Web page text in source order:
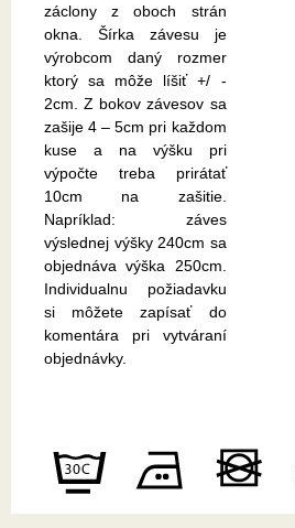
záclony z oboch strán
okna. Šírka závesu je
výrobcom daný rozmer
ktorý sa môže líšiť +/ -
2cm. Z bokov závesov sa
zašije 4 – 5cm pri každom
kuse a na výšku pri
výpočte treba prirátať
10cm na zašitie.
Napríklad: záves
výslednej výšky 240cm sa
objednáva výška 250cm.
Individualnu požiadavku
si môžete zapísať do
komentára pri vytváraní
objednávky.